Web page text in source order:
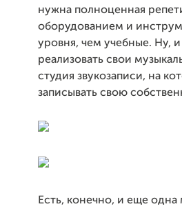
нужна полноценная
оборудованием и
уровня, чем учебные. Ну,
реализовать свои
студия звукозаписи, на
записывать свою
Есть, конечно, и еще